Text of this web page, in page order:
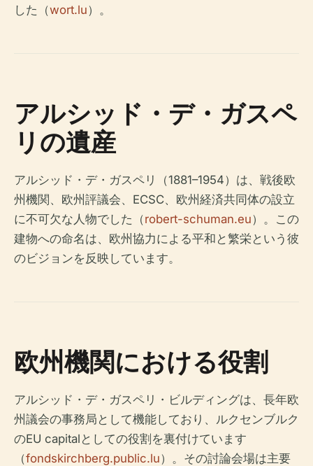
した（wort.lu）。
アルシッド・デ・ガスペ
リの遺産
アルシッド・デ・ガスペリ（1881–1954）は、戦後欧
州機関、欧州評議会、ECSC、欧州経済共同体の設立
に不可欠な人物でした（robert-schuman.eu）。この
建物への命名は、欧州協力による平和と繁栄という彼
のビジョンを反映しています。
欧州機関における役割
アルシッド・デ・ガスペリ・ビルディングは、長年欧
州議会の事務局として機能しており、ルクセンブルク
のEU capitalとしての役割を裏付けています
（fondskirchberg.public.lu）。その討論会場は主要